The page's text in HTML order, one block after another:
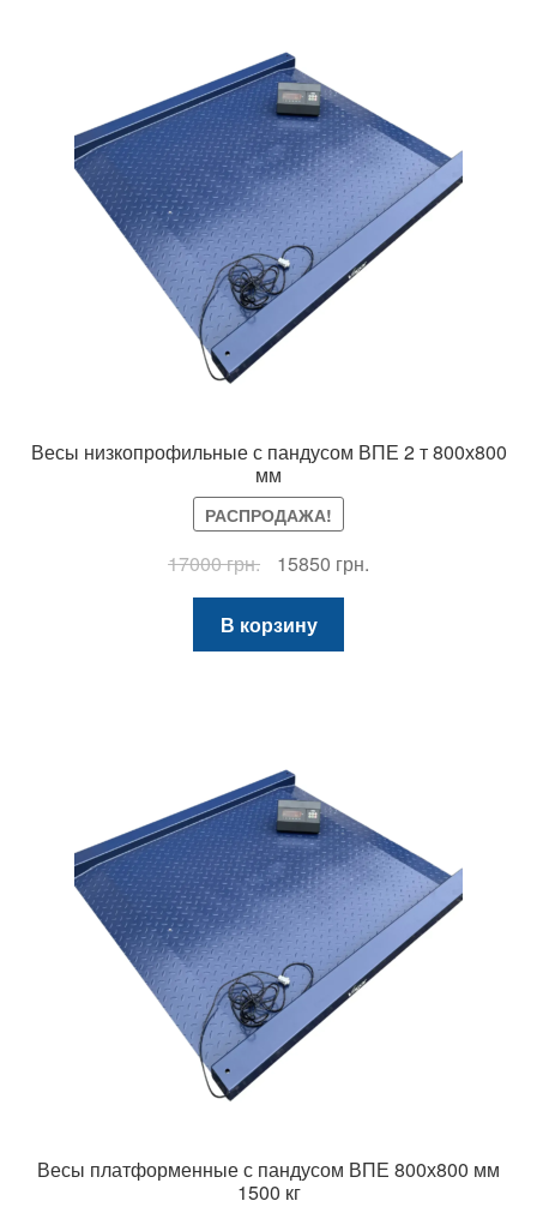
Весы низкопрофильные с пандусом ВПЕ 2 т 800х800
мм
РАСПРОДАЖА!
17000грн.
Первоначальная
цена
составляла
17000 грн..
15850 грн.Текущая
В корзину
Весы платформенные с пандусом ВПЕ 800х800 мм
1500 кг